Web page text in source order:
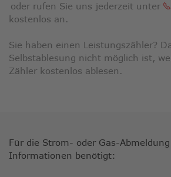
oder rufen Sie uns jederzeit unter
kostenlos an.
Sie haben einen Leistungszähler?
Selbstablesung nicht möglich ist,
Zähler kostenlos ablesen.
Für die Strom- oder Gas-
Informationen benötigt: